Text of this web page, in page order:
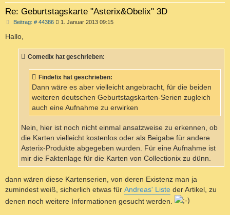
Re: Geburtstagskarte "Asterix&Obelix" 3D
Beitrag: # 44386B
r
a
1. Januar 2013 09:15
Hallo,
Comedix hat geschrieben:
Findefix hat geschrieben:
Dann wäre es aber vielleicht angebracht, für die beiden
weiteren deutschen Geburtstagskarten-Serien zugleich
auch eine Aufnahme zu erwirken
Nein, hier ist noch nicht einmal ansatzweise zu erkennen, ob
die Karten vielleicht kostenlos oder als Beigabe für andere
Asterix-Produkte abgegeben wurden. Für eine Aufnahme ist
mir die Faktenlage für die Karten von Collectionix zu dünn.
dann wären diese Kartenserien, von deren Existenz man ja
zumindest weiß, sicherlich etwas für Andreas' Liste der Artikel, zu
denen noch weitere Informationen gesucht werden.